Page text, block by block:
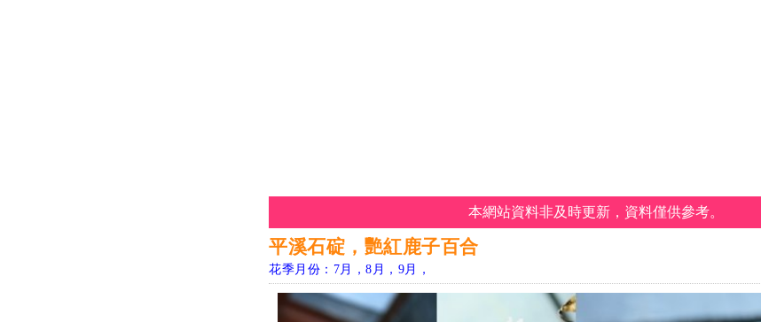
本網站資料非及時更新，資料僅供參考。
平溪石碇，艷紅鹿子百合
花季月份：7月，8月，9月，